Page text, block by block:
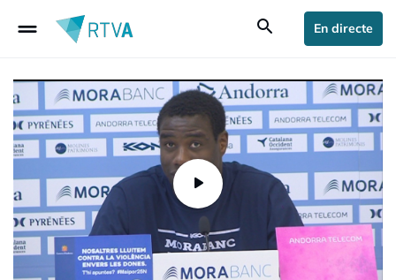
drag_handle search En directe